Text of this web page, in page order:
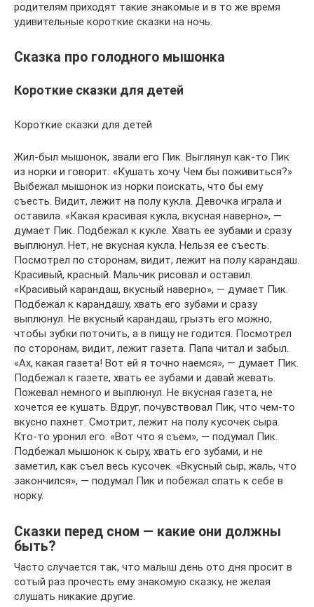
родителям приходят такие знакомые и в то же время
удивительные короткие сказки на ночь.
Сказка про голодного мышонка
Короткие сказки для детей
Короткие сказки для детей
Жил-был мышонок, звали его Пик. Выглянул как-то Пик
из норки и говорит: «Кушать хочу. Чем бы поживиться?»
Выбежал мышонок из норки поискать, что бы ему
съесть. Видит, лежит на полу кукла. Девочка играла и
оставила. «Какая красивая кукла, вкусная наверно», —
думает Пик. Подбежал к кукле. Хвать ее зубами и сразу
выплюнул. Нет, не вкусная кукла. Нельзя ее съесть.
Посмотрел по сторонам, видит, лежит на полу карандаш.
Красивый, красный. Мальчик рисовал и оставил.
«Красивый карандаш, вкусный наверно», — думает Пик.
Подбежал к карандашу, хвать его зубами и сразу
выплюнул. Не вкусный карандаш, грызть его можно,
чтобы зубки поточить, а в пищу не годится. Посмотрел
по сторонам, видит, лежит газета. Папа читал и забыл.
«Ах, какая газета! Вот ей я точно наемся», — думает Пик.
Подбежал к газете, хвать ее зубами и давай жевать.
Пожевал немного и выплюнул. Не вкусная газета, не
хочется ее кушать. Вдруг, почувствовал Пик, что чем-то
вкусно пахнет. Смотрит, лежит на полу кусочек сыра.
Кто-то уронил его. «Вот что я съем», — подумал Пик.
Подбежал мышонок к сыру, хвать его зубами, и не
заметил, как съел весь кусочек. «Вкусный сыр, жаль, что
закончился», — подумал Пик и побежал спать к себе в
норку.
Сказки перед сном — какие они должны
быть?
Часто случается так, что малыш день ото дня просит в
сотый раз прочесть ему знакомую сказку, не желая
слушать никакие другие.